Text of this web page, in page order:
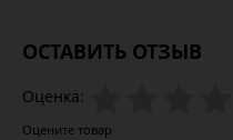
ОСТАВИТЬ ОТЗЫВ
Оценка:
Оцените товар